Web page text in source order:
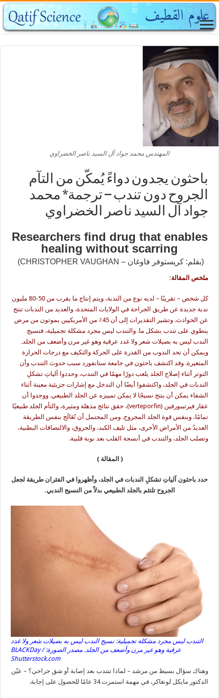
المهندس محمد جواد آل السيد ناصر الخضراوي
باحثون يجدون دواءً يُمكّن من التآم
الجروح دون تندب – ترجمة* محمد
جواد آل السيد ناصر الخضراوي
Researchers find drug that enables
healing without scarring
(CHRISTOPHER VAUGHAN – بقلم: كريستوفر فاوغان)
ملخص المقالة:
كل شخص – تقريبًا – لديه نوع من الندبة، ويتم إنتاج ما يقرب من 50-80 مليون
ندبة جديدة عن طريق الجراحة في الولايات المتحدة، والعديد من الندبات تنتج
عن الحوادث. وتشير التقديرات إلى أن 45٪ من الأمريكيين يموتون من مرض
ينطوي على تندب بشكل ما. والتندب ليس مجرد مشكلة تجميلية، فنسيج
الندب ليس به بصيلات شعر ولا غدد عرقية وهو غير مرن وأضعف من الجلد.
ويمكن أن تحد الندوب من القدرة على الحركة والتكيف مع درجات الحرارة
المتغيرة. وقد اكتشف باحثون في جامعة ستانفورد سبب حدوث التندب وأن
التوتر أثناء إصلاح الجلد يلعب دورًا مهمًا في التندب، وحددوا آلياتِ تشكلِ
الندبات في الجلد، واكتشفوا أيضًا أن التدخل مع إشارات جزيئية معينة أثناء
الشفاء يمكن أن ينتج نسيجًا لا يمكن تمييزه عن الجلد الطبيعي. ووجدوا أن
عقار فيرتيبورفين (verteporfin)، حقق نتائج مذهلة ومثيرة، والتأم الجلد طبيعيًا
تمامًا، وبنفس قوة الجلد المجروح. ومن المحتمل أن تُعَالَج بنفس الطريقة
العديدُ من الأمراض الأخرى، مثل تليف الكبد، والحروق، والالتصاقات البطنية،
وتصلب الجلد، والتندب في أنسجة القلب بعد نوبة قلبية.
( المقالة )
حدد باحثون آلياتِ تشكلِ الندبات في الجلد، وأظهروا في الفئران طريقة لجعل
الجروح تلتئم بالجلد الطبيعي بدلاً من النسيج الندبي.
التندب ليس مجرد مشكلة تجميلية: نسيج الندب ليس به بصيلات شعر ولا غدد
عرقية وهو غير مرن وأضعف من الجلد. مصدر الصورة: BLACKDay /
Shutterstock.com
وهناك سؤال بسيط من مرشد – لماذا نتندب بعد إصابة أو شق جراحي؟ – عيّن
الدكتور مايكل لونغاكر، في مهمة استمرت 34 عامًا للحصول على إجابة.